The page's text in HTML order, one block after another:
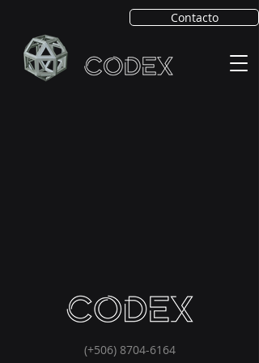
Contacto
(+506) 8704-6164